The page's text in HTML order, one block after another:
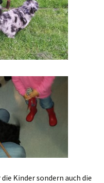
Kinder sondern auch die